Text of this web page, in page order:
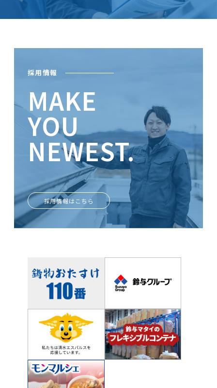
採用情報
MAKE
YOU
NEWEST.
ときめきがあなたを輝かせる
採用情報はこちら